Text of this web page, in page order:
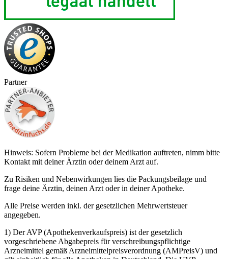
Partner
Hinweis: Sofern Probleme bei der Medikation auftreten, nimm bitte
Kontakt mit deiner Ärztin oder deinem Arzt auf.
Zu Risiken und Nebenwirkungen lies die Packungsbeilage und
frage deine Ärztin, deinen Arzt oder in deiner Apotheke.
Alle Preise werden inkl. der gesetzlichen Mehrwertsteuer
angegeben.
1) Der AVP (Apothekenverkaufspreis) ist der gesetzlich
vorgeschriebene Abgabepreis für verschreibungspflichtige
Arzneimittel gemäß Arzneimittelpreisverordnung (AMPreisV) und